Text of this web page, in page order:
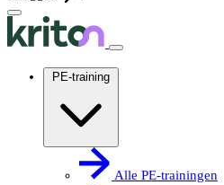
PE-training
Alle PE-trainingen